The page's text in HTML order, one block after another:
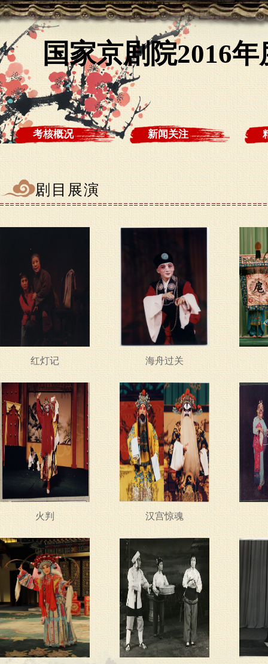
国家京剧院2016
考核概况 新闻关注
剧目展演
红灯记 海舟过关
火判 汉宫惊魂